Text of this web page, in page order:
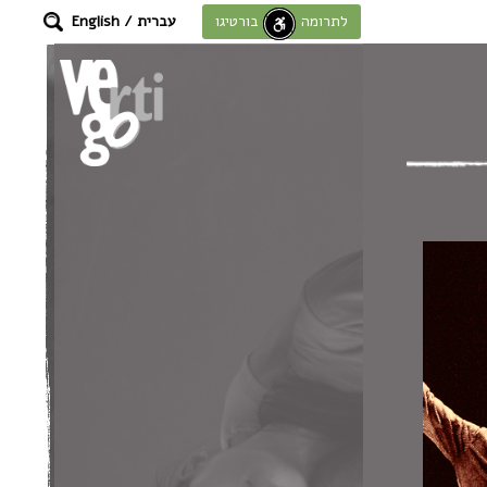
לתרומה לחוסן בורטיגו עברית /
English